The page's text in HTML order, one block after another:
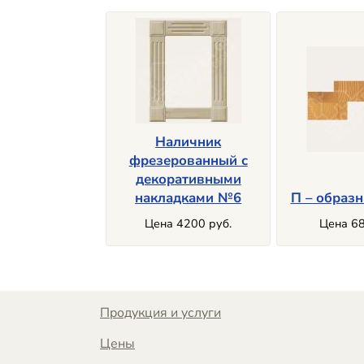
Наличник
фрезерованный с
декоративными
накладками №6
Цена 4200 руб.
П –
Цена
Продукция и услуги
Цены